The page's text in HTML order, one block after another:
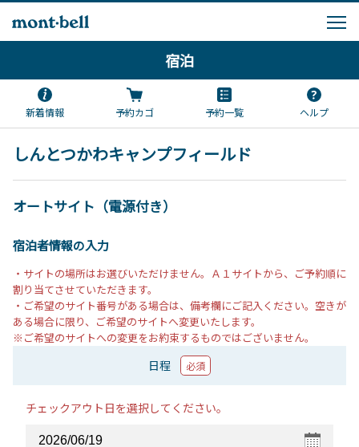
宿泊
新着情報 予約カゴ 予約一覧 ヘルプ
しんとつかわキャンプフィールド
オートサイト（電源付き）
宿泊者情報の入力
・サイトの場所はお選びいただけません。Ａ１サイトから、ご予約順に
割り当てさせていただきます。
・ご希望のサイト番号がある場合は、備考欄にご記入ください。空きが
ある場合に限り、ご希望のサイトへ変更いたします。
※ご希望のサイトへの変更をお約束するものではございません。
日程 必須
チェックアウト日を選択してください。